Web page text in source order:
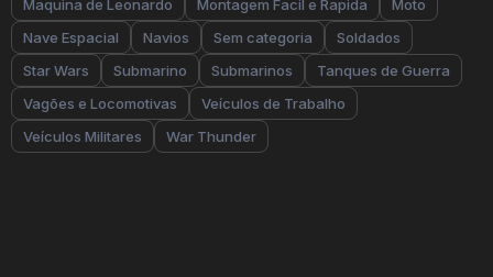
Maquina de Leonardo
Montagem Facil e Rapida
Moto
Nave Espacial
Navios Sem categoria
Soldados
Star Wars
Submarino Submarinos
Tanques de Guerra
Vagões e Locomotivas
Veículos de Trabalho
Veículos Militares
War Thunder